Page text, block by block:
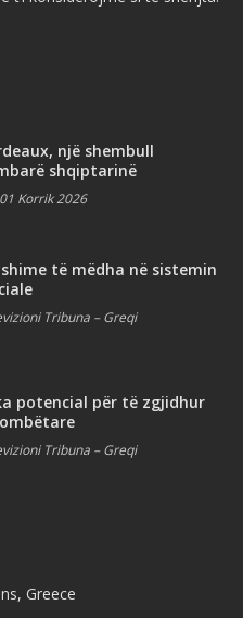
një shembull
shqiptarinë
01 Korrik 2026
të mëdha në sistemin
Tribuna – Greqi
potencial për të zgjidhur
Tribuna – Greqi
Greece